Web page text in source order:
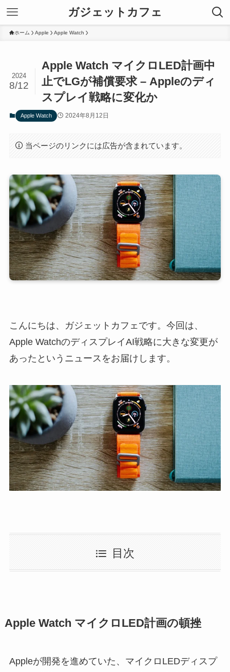
ガジェットカフェ
ホーム Apple Apple Watch
Apple Watch マイクロLED計画中
止でLGが補償要求 – Appleのディ
スプレイ戦略に変化か
2024
8/12
Apple Watch 2024年8月12日
当ページのリンクには広告が含まれています。
こんにちは、ガジェットカフェです。今回は、
Apple WatchのディスプレイAI戦略に大きな変更が
あったというニュースをお届けします。
目次
Apple Watch マイクロLED計画の頓挫
Appleが開発を進めていた、マイクロLEDディスプ